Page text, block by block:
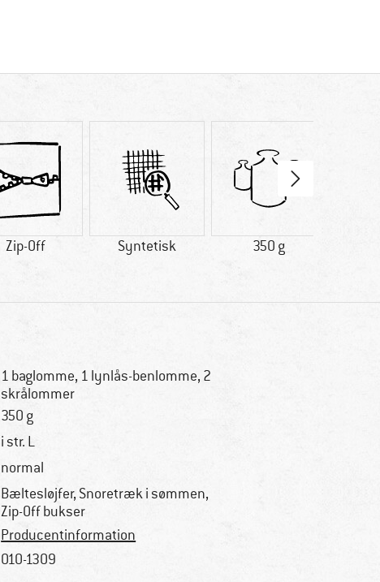
Zip-Off Syntetisk 350 g
1 baglomme, 1 lynlås-benlomme, 2
skrålommer
350 g
i str. L
normal
Bæltesløjfer, Snoretræk i sømmen,
Zip-Off bukser
Producentinformation
010-1309